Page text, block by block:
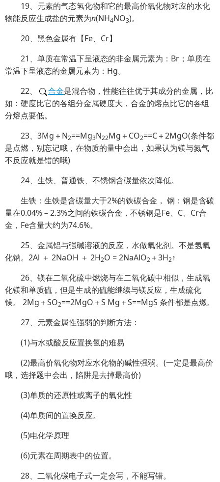
19、元素的气态氢化物和它的最高价氧化物对应的水化
物能反应生成盐的元素为n(NH4NO3)。
20、黑色金属有【Fe、Cr】
21、单质在常温下呈液态的非金属元素为：Br；单质在
常温下呈液态的金属元素为：Hg。
22、
合金是混合物，性能往往优于其成分的金属，比
如：硬度比它的各组分金属硬度大，合金的熔点比它的各组
分熔点要低。
23、3Mg＋N2==Mg3N22Mg＋CO2==C＋2MgO(条件都
是点燃，别忘记哦，在物质的量中会出，如果认为镁与氮气
不反应就是错的哦)
24、生铁、普通铁、不锈钢含碳量依次降低。
生铁：生铁是含碳量大于2%的铁碳合金， 钢：钢是含碳
量在0.04%－2.3%之间的铁碳合金，不锈钢是Fe、C、Cr合
金，Fe含量大约为74.6%。
25、金属铝与强碱溶液的反应，水做氧化剂。不是氢氧
化钠。2Al ＋ 2NaOH ＋ 2H2O = 2NaAlO2 ＋3H2↑
26、镁在二氧化硫中燃烧与在二氧化碳中相似，生成氧
化镁和单质硫，但是生成的硫能继续与镁反应，生成硫化
镁。 2Mg＋SO2==2MgO＋S Mg＋S==MgS 条件都是点燃。
27、元素金属性强弱的判断方法：
(1)与水或酸反应置换氢的难易
(2)最高价氧化物对应水化物的碱性强弱。(一定是最高价
哦，选择题中会出，陷阱是去掉最高价)
(3)单质的还原性或离子的氧化性
(4)单质间的置换反应。
(5)电化学原理
(6)元素在周期表中的位置。
28、二氧化碳电子式一定会写，不能写错。